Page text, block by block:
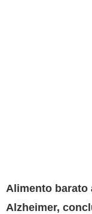
Alimento barato
Alzheimer,